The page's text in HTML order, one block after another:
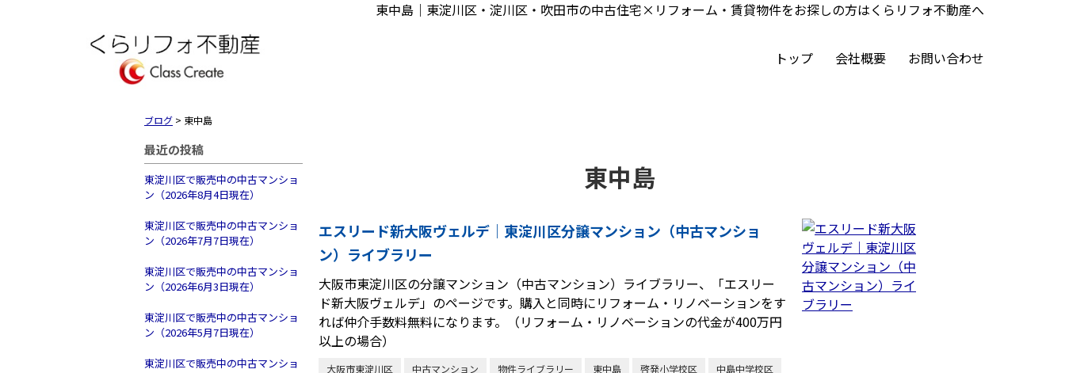
東中島｜東淀川区・淀川区・吹田市の中古住宅×リフォーム・賃貸物件をお探しの方はくらリフォ不動産へ
トップ 会社概要 お問い合わせ
ブログ > 東中島
最近の投稿
東淀川区で販売中の中古マンショ
ン（2026年8月4日現在）
東淀川区で販売中の中古マンショ
ン（2026年7月7日現在）
東淀川区で販売中の中古マンショ
ン（2026年6月3日現在）
東淀川区で販売中の中古マンショ
ン（2026年5月7日現在）
東淀川区で販売中の中古マンショ
東中島
エスリード新大阪ヴェルデ｜東淀川区分譲マンション（中古マンショ
ン）ライブラリー
大阪市東淀川区の分譲マンション（中古マンション）ライブラリー、「エスリー
ド新大阪ヴェルデ」のページです。購入と同時にリフォーム・リノベーションをす
れば仲介手数料無料になります。（リフォーム・リノベーションの代金が400万円
以上の場合）
大阪市東淀川区 中古マンション 物件ライブラリー 東中島 啓発小学校区 中島中学校区